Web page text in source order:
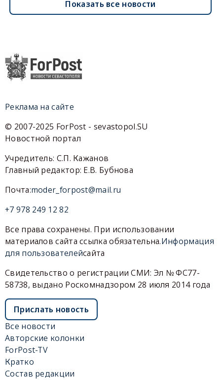
Показать все новости
Реклама на сайте
© 2007-2025 ForPost - sevastopol.SU
Новостной портал
Учредитель: С.П. Кажанов
Главный редактор: Е.В. Бубнова
Почта:moder_forpost@mail.ru
+7 978 249 12 82
Все права сохранены. При использовании
материалов сайта ссылка обязательна.Информация
для пользователейсайта
Свидетельство о регистрации СМИ: Эл № ФС77-
58738, выдано Роскомнадзором 28 июля 2014 года
Прислать новость
Все новости
Авторские колонки
ForPost-TV
Кратко
Состав редакции